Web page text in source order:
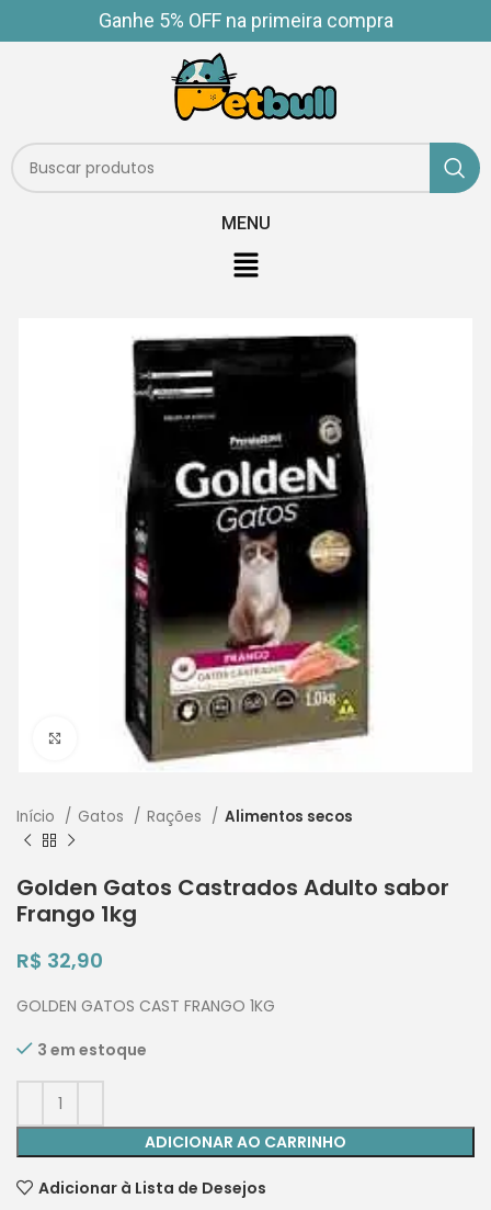
Ganhe 5% OFF na primeira compra
MENU
Clique para ampliar
Início Gatos Rações Alimentos secos
Golden Gatos Castrados Adulto sabor
Frango 1kg
R$ 32,90
GOLDEN GATOS CAST FRANGO 1KG
3 em estoque
ADICIONAR AO CARRINHO
Adicionar à Lista de Desejos